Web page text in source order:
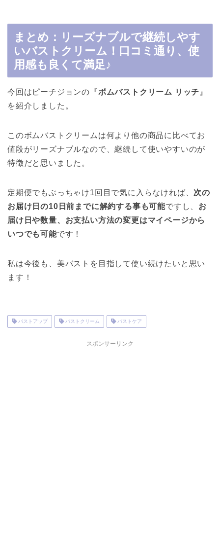
まとめ：リーズナブルで継続しやす
いバストクリーム！口コミ通り、使
用感も良くて満足♪
今回はピーチジョンの『ボムバストクリーム リッチ 』
を紹介しました。
このボムバストクリームは何より他の商品に比べてお
値段がリーズナブルなので、継続して使いやすいのが
特徴だと思いました。
定期便でもぶっちゃけ1回目で気に入らなければ、 次の
お届け日の10日前までに解約する事も可能ですし、 お
届け日や数量、お支払い方法の変更はマイページから
いつでも可能です！
私は今後も、美バストを目指して使い続けたいと思い
ます！
バストアップ バストクリーム バストケア
スポンサーリンク